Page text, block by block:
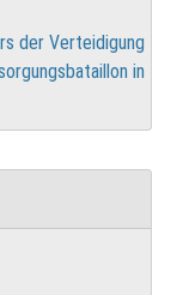
der Verteidigung
in